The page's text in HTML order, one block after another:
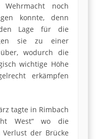
Wehrmacht noch
konnte, denn
Lage für die
sie zu einer
wodurch die
wichtige Höhe
erkämpfen
tagte in Rimbach
West“ wo die
der Brücke